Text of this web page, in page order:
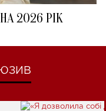
2026 РІК